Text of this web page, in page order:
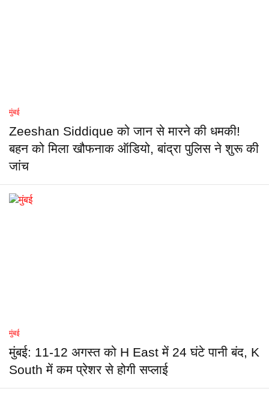
मुंबई
Zeeshan Siddique को जान से मारने की धमकी!
बहन को मिला खौफनाक ऑडियो, बांद्रा पुलिस ने शुरू की
जांच
मुंबई
मुंबई: 11-12 अगस्त को H East में 24 घंटे पानी बंद, K
South में कम प्रेशर से होगी सप्लाई